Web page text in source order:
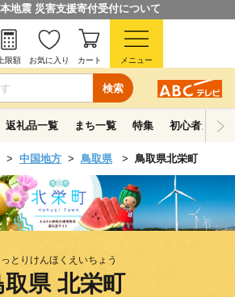
地震 災害支援寄付受付について
検索
上限額 お気に入り カート メニュー
返礼品一覧 まち一覧 特集 初心者ガイド
中国地方 鳥取県 鳥取県北栄町
っとりけんほくえいちょう
取県 北栄町